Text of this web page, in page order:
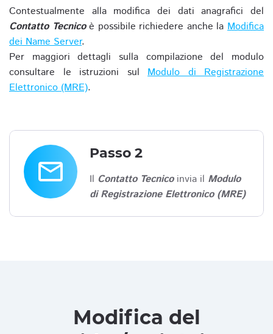
Contestualmente alla modifica dei dati anagrafici del
Contatto Tecnicoè possibile richiedere anche laModifica
dei Name Server.
Per maggiori dettagli sulla compilazione del modulo
consultare le istruzioni sul Modulo di Registrazione
Elettronico (MRE).
email
Passo 2
Il Contatto Tecnicoinvia il Modulo
di Registrazione Elettronico (MRE)
Modifica del